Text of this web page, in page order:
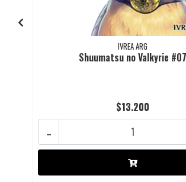
IVREA ARG
Shuumatsu no Valkyrie #07
$13.200
-